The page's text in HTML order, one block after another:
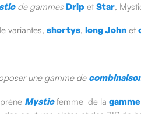
de gammes Drip et Star,
variantes, shortys, long John et
une gamme de
Mystic femme de la gamme